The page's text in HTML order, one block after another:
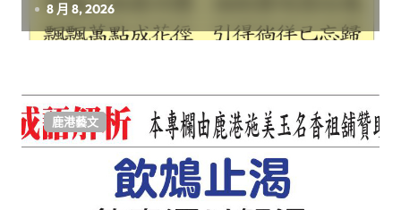
8 月 8, 2026
鹿港藝文